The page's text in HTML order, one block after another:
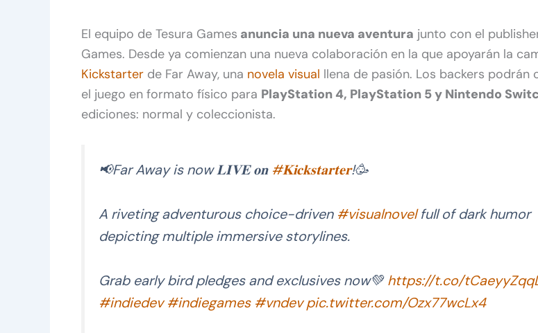
El equipo de Tesura Games anuncia una nueva aventura junto con el
Games. Desde ya comienzan una nueva colaboración en la que apoyarán la
Kickstarter de Far Away, una novela visual llena de pasión. Los backers podrán
el juego en formato físico para PlayStation 4, PlayStation 5 y Nintendo
ediciones: normal y coleccionista.
📢Far Away is now 𝐋𝐈𝐕𝐄 𝐨𝐧 #𝐊𝐢𝐜𝐤𝐬𝐭𝐚𝐫𝐭𝐞𝐫!🥳
A riveting adventurous choice-driven #visualnovelfull of dark humor
depicting multiple immersive storylines.
Grab early bird pledges and exclusives now💚https://t.co/
#indiedev #indiegames #vndev pic.twitter.com/Ozx77wcLx4